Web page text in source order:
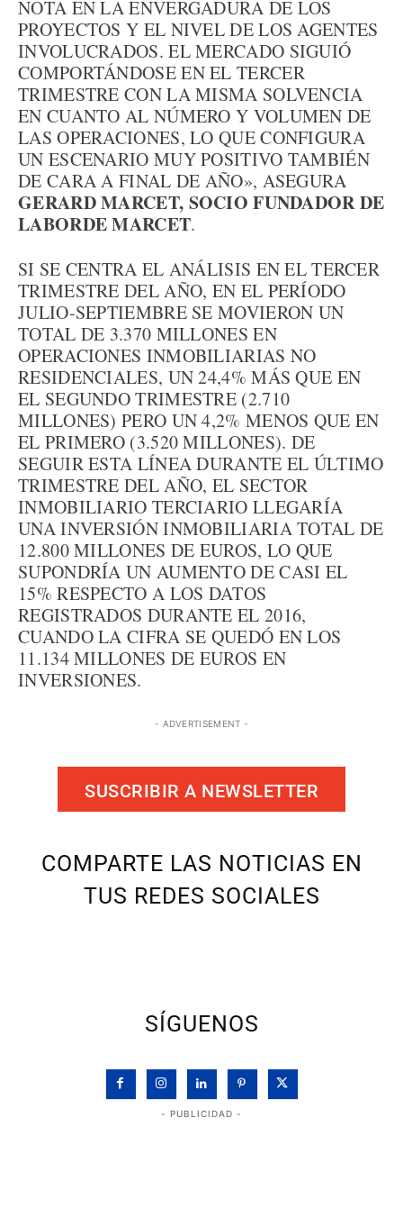
NOTA EN LA ENVERGADURA DE LOS
PROYECTOS Y EL NIVEL DE LOS AGENTES
INVOLUCRADOS. EL MERCADO SIGUIÓ
COMPORTÁNDOSE EN EL TERCER
TRIMESTRE CON LA MISMA SOLVENCIA
EN CUANTO AL NÚMERO Y VOLUMEN DE
LAS OPERACIONES, LO QUE CONFIGURA
UN ESCENARIO MUY POSITIVO TAMBIÉN
DE CARA A FINAL DE AÑO», ASEGURA
GERARD MARCET, SOCIO FUNDADOR DE
LABORDE MARCET.
SI SE CENTRA EL ANÁLISIS EN EL TERCER
TRIMESTRE DEL AÑO, EN EL PERÍODO
JULIO-SEPTIEMBRE SE MOVIERON UN
TOTAL DE 3.370 MILLONES EN
OPERACIONES INMOBILIARIAS NO
RESIDENCIALES, UN 24,4% MÁS QUE EN
EL SEGUNDO TRIMESTRE (2.710
MILLONES) PERO UN 4,2% MENOS QUE EN
EL PRIMERO (3.520 MILLONES). DE
SEGUIR ESTA LÍNEA DURANTE EL ÚLTIMO
TRIMESTRE DEL AÑO, EL SECTOR
INMOBILIARIO TERCIARIO LLEGARÍA
UNA INVERSIÓN INMOBILIARIA TOTAL DE
12.800 MILLONES DE EUROS, LO QUE
SUPONDRÍA UN AUMENTO DE CASI EL
15% RESPECTO A LOS DATOS
REGISTRADOS DURANTE EL 2016,
CUANDO LA CIFRA SE QUEDÓ EN LOS
11.134 MILLONES DE EUROS EN
INVERSIONES.
- ADVERTISEMENT -
SUSCRIBIR A NEWSLETTER
COMPARTE LAS NOTICIAS EN
TUS REDES SOCIALES
SÍGUENOS
- PUBLICIDAD -